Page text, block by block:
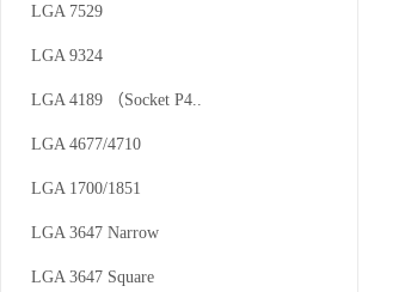
LGA 7529
LGA 9324
LGA 4189 （Socket P4..
LGA 4677/4710
LGA 1700/1851
LGA 3647 Narrow
LGA 3647 Square
LGA 7529
LGA 9324
LGA 4189 （Socket P4..
LGA 4677/4710
LGA 1700/1851
LGA 3647 Narrow
LGA 3647 Square